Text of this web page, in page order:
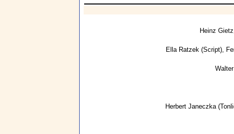
Heinz Gietz
Ella Ratzek (Script),
Herbert Janeczka